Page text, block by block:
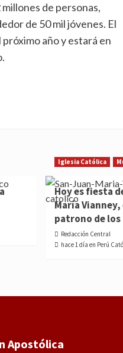
de personas,
de 50 mil jóvenes. El
año y estará en
Iglesia Católica
Hoy es fiesta
María Vianney,
patrono de
Redacción Central
hace 1 día en Perú
Apostólica